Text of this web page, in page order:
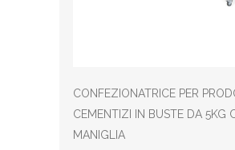
CONFEZIONATRICE PER
CEMENTIZI IN BUSTE DA 5KG
MANIGLIA